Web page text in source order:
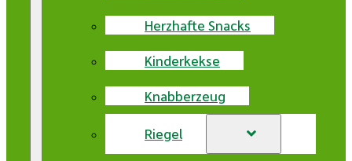
Herzhafte Snacks
Kinderkekse
Knabberzeug
Riegel